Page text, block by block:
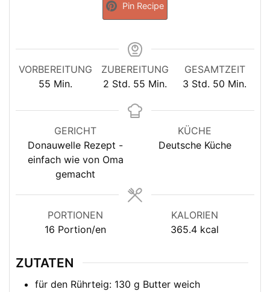
Pin Recipe
VORBEREITUNG
55 Minuten
Min.
ZUBEREITUNG
2 Stunden
Std. 55 Minuten
Min.
GESAMTZEIT
3 Stunden
Std. 50 Minuten
Min.
GERICHT
Donauwelle Rezept -
einfach wie von Oma
gemacht
KÜCHE
Deutsche Küche
PORTIONEN
16 Portion/en
KALORIEN
365.4 kcal
ZUTATEN
für den Rührteig: 130 g Butter weich